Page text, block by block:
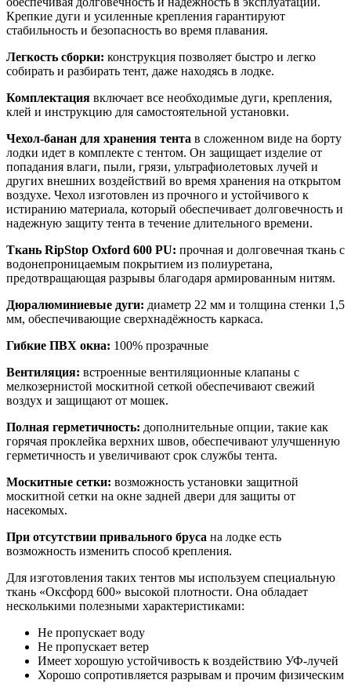
Крепкие дуги и усиленные крепления гарантируют
стабильность и безопасность во время плавания.
Легкость сборки: конструкция позволяет быстро и легко
собирать и разбирать тент, даже находясь в лодке.
Комплектация включает все необходимые дуги, крепления,
клей и инструкцию для самостоятельной установки.
Чехол-банан для хранения тента в сложенном виде на борту
лодки идет в комплекте с тентом. Он защищает изделие от
попадания влаги, пыли, грязи, ультрафиолетовых лучей и
других внешних воздействий во время хранения на открытом
воздухе. Чехол изготовлен из прочного и устойчивого к
истиранию материала, который обеспечивает долговечность и
надежную защиту тента в течение длительного времени.
Ткань RipStop Oxford 600 PU: прочная и долговечная ткань с
водонепроницаемым покрытием из полиуретана,
предотвращающая разрывы благодаря армированным нитям.
Дюралюминиевые дуги: диаметр 22 мм и толщина стенки 1,5
мм, обеспечивающие сверхнадёжность каркаса.
Гибкие ПВХ окна: 100% прозрачные
Вентиляция: встроенные вентиляционные клапаны с
мелкозернистой москитной сеткой обеспечивают свежий
воздух и защищают от мошек.
Полная герметичность: дополнительные опции, такие как
горячая проклейка верхних швов, обеспечивают улучшенную
герметичность и увеличивают срок службы тента.
Москитные сетки: возможность установки защитной
москитной сетки на окне задней двери для защиты от
насекомых.
При отсутствии привального бруса на лодке есть
возможность изменить способ крепления.
Для изготовления таких тентов мы используем специальную
ткань «Оксфорд 600» высокой плотности. Она обладает
несколькими полезными характеристиками:
Не пропускает воду
Не пропускает ветер
Имеет хорошую устойчивость к воздействию УФ-лучей
Хорошо сопротивляется разрывам и прочим физическим